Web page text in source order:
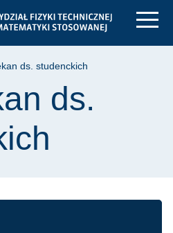
ds.
ds. studenckich
ds.